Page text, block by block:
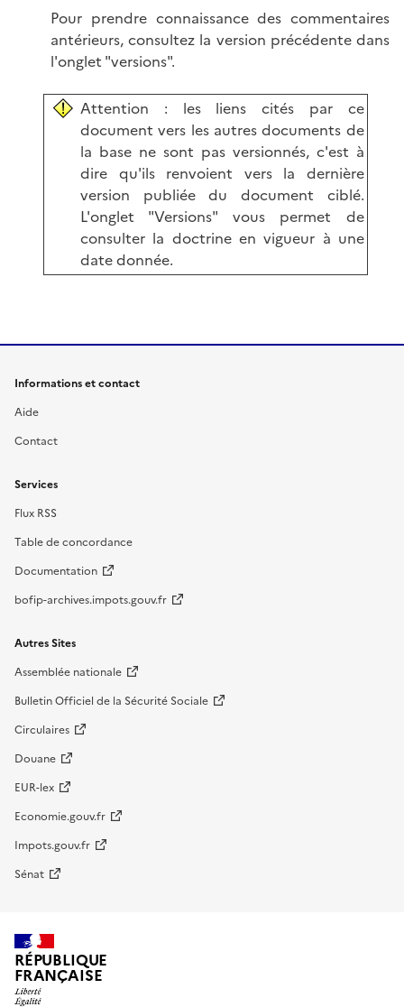
Pour prendre connaissance des commentaires
antérieurs, consultez la version précédente dans
l'onglet "versions".
Attention : les liens cités par ce
document vers les autres documents de
la base ne sont pas versionnés, c'est à
dire qu'ils renvoient vers la dernière
version publiée du document ciblé.
L'onglet "Versions" vous permet de
consulter la doctrine en vigueur à une
date donnée.
Informations et contact
Aide
Contact
Services
Flux RSS
Table de concordance
Documentation
bofip-archives.impots.gouv.fr
Autres Sites
Assemblée nationale
Bulletin Officiel de la Sécurité Sociale
Circulaires
Douane
EUR-lex
Economie.gouv.fr
Impots.gouv.fr
Sénat
RÉPUBLIQUE
FRANÇAISE